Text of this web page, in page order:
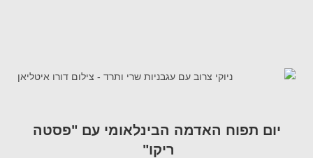
יום תפוח האדמה הבינלאומי עם"פסטה
ריקו"